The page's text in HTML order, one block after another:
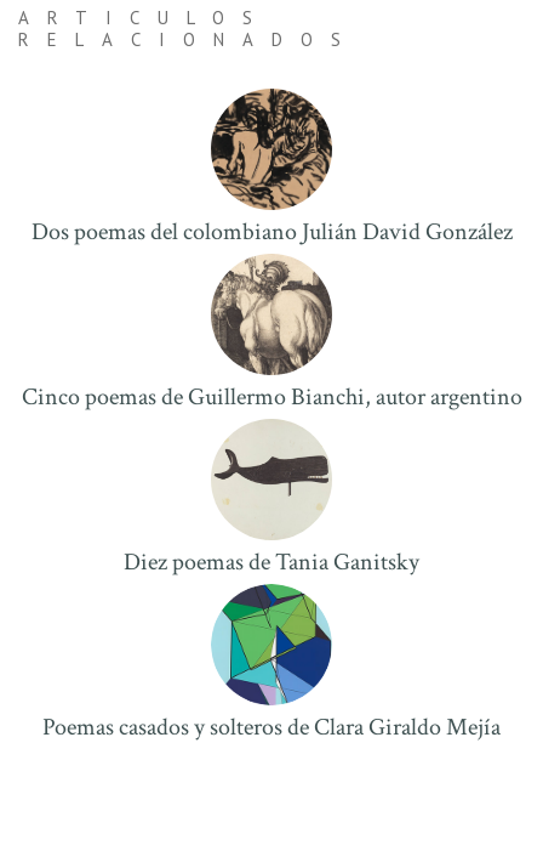
ARTICULOS
RELACIONADOS
Dos poemas del colombiano Julián David González
Cinco poemas de Guillermo Bianchi, autor argentino
Diez poemas de Tania Ganitsky
Poemas casados y solteros de Clara Giraldo Mejí­a